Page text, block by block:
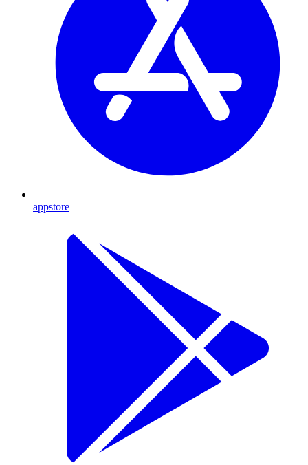
appstore